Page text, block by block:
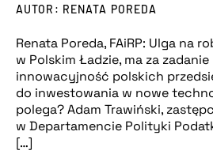
AUTOR: RENATA POREDA
Renata Poreda, FAiRP: Ulga na
w Polskim Ładzie, ma za
innowacyjność polskich
do inwestowania w nowe
polega? Adam Trawiński,
w Departamencie Polityki
[…]